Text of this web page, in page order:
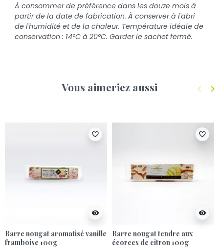
À consommer de préférence dans les douze mois à
partir de la date de fabrication. À conserver à l'abri
de l'humidité et de la chaleur. Température idéale de
conservation : 14°C à 20°C. Garder le sachet fermé.
Vous aimeriez aussi keyboard_arrow_left keyboard_arrow_right
visibility
favorite_border
Barre nougat aromatisé vanille
framboise 100g
visibility
favorite_border
Barre nougat tendre aux
écorces de citron 100g